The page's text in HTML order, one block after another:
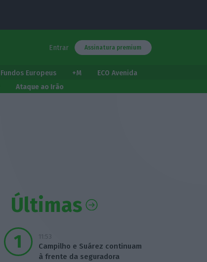
Entrar Assinatura premium
Fundos Europeus +M
ECO Avenida
Ataque ao Irão
Últimas
11:53
Campilho e Suárez continuam
à frente da seguradora